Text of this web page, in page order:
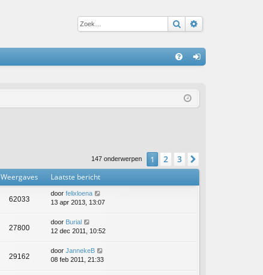
Zoek
m
147 onderwerpen 1 2 3
Weergaves Laatste bericht
62033
door felixloena
13 apr 2013, 13:07
27800
door Burial
12 dec 2011, 10:52
29162
door JannekeB
08 feb 2011, 21:33